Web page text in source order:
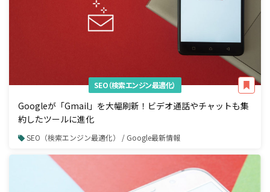
SEO（検索エンジン最適化）
Googleが「Gmail」を大幅刷新！ビデオ通話やチャットも集
約したツールに進化
SEO（検索エンジン最適化） / Google最新情報